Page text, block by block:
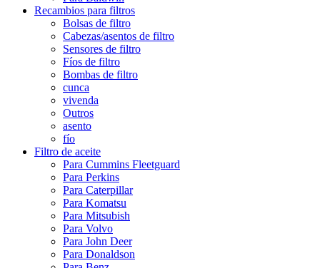
Recambios para filtros
Bolsas de filtro
Cabezas/asentos de filtro
Sensores de filtro
Fíos de filtro
Bombas de filtro
cunca
vivenda
Outros
asento
fío
Filtro de aceite
Para Cummins Fleetguard
Para Perkins
Para Caterpillar
Para Komatsu
Para Mitsubish
Para Volvo
Para John Deer
Para Donaldson